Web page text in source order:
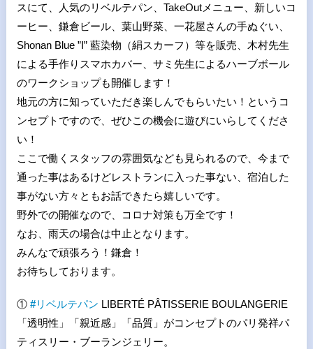
スにて、人気のリベルテパン、TakeOutメニュー、新しいコ
ーヒー、鎌倉ビール、葉山野菜、一花屋さんの手ぬぐい、
Shonan Blue ”I” 藍染物（絹スカーフ）等を販売、木村先生
による手作りスマホカバー、サミ先生によるハーブボール
のワークショップも開催します！
地元の方に知っていただき楽しんでもらいたい！というコ
ンセプトですので、ぜひこの機会に遊びにいらしてくださ
い！
ここで働くスタッフの雰囲気なども見られるので、今まで
通った事はあるけどレストランに入った事ない、宿泊した
事がない方々ともお話できたら嬉しいです。
野外での開催なので、コロナ対策も万全です！
なお、雨天の場合は中止となります。
みんなで頑張ろう！鎌倉！
お待ちしております。
① #リベルテパン LIBERTÉ PÂTISSERIE BOULANGERIE
「透明性」「親近感」「品質」がコンセプトのパリ発祥パ
ティスリー・ブーランジェリー。